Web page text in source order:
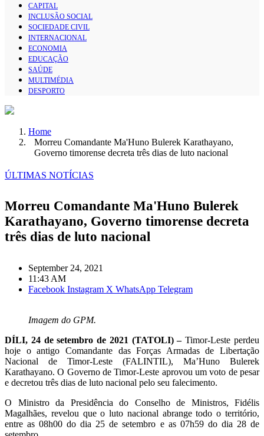
CAPITAL
INCLUSÃO SOCIAL
SOCIEDADE CIVIL
INTERNACIONAL
ECONOMIA
EDUCAÇÃO
SAÚDE
MULTIMÉDIA
DESPORTO
Home
Morreu Comandante Ma'Huno Bulerek Karathayano,
Governo timorense decreta três dias de luto nacional
ÚLTIMAS NOTÍCIAS
Morreu Comandante Ma'Huno Bulerek
Karathayano, Governo timorense decreta
três dias de luto nacional
September 24, 2021
11:43 AM
Facebook Instagram X WhatsApp Telegram
Imagem do GPM.
DÍLI, 24 de setembro de 2021 (TATOLI) –Timor-Leste perdeu
hoje o antigo Comandante das Forças Armadas de Libertação
Nacional de Timor-Leste (FALINTIL), Ma’Huno Bulerek
Karathayano. O Governo de Timor-Leste aprovou um voto de pesar
e decretou três dias de luto nacional pelo seu falecimento.
O Ministro da Presidência do Conselho de Ministros, Fidélis
Magalhães, revelou que o luto nacional abrange todo o território,
entre as 08h00 do dia 25 de setembro e as 07h59 do dia 28 de